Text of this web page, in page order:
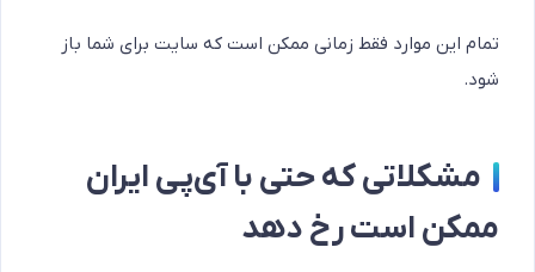
تمام این موارد فقط زمانی ممکن است که سایت برای شما باز
شود.
مشکلاتی که حتی با آی‌پی ایران
ممکن است رخ دهد